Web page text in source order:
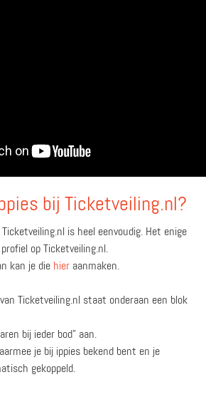
bij Ticketveiling.nl?
is heel eenvoudig. Het enige
op Ticketveiling.nl.
kan je die hier aanmaken.
Ticketveiling.nl staat onderaan een blok
bij ieder bod” aan.
je bij ippies bekend bent en je
gekoppeld.